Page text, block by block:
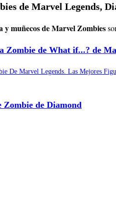
de Marvel Legends,
y muñecos de Marvel Zombies
Zombie de What if...? de
Zombie de Diamond